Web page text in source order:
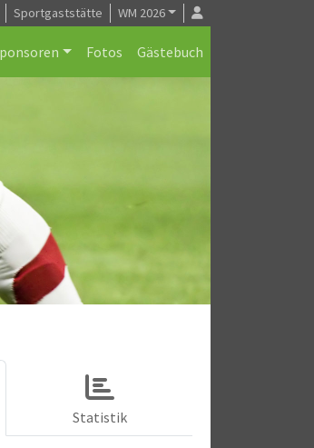
Sportgaststätte WM 2026
Fotos Gästebuch
Statistik